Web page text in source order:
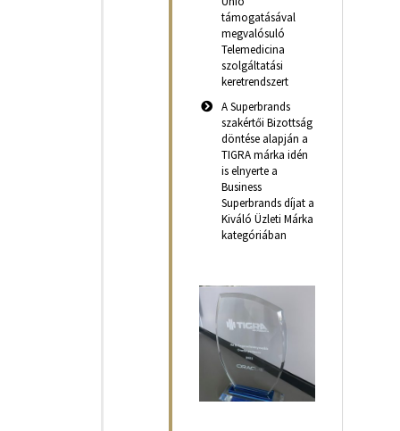
támogatásával
megvalósuló
Telemedicina
szolgáltatási
keretrendszert
A Superbrands
szakértői Bizottság
döntése alapján a
TIGRA márka idén
is elnyerte a
Business
Superbrands díjat a
Kiváló Üzleti Márka
kategóriában